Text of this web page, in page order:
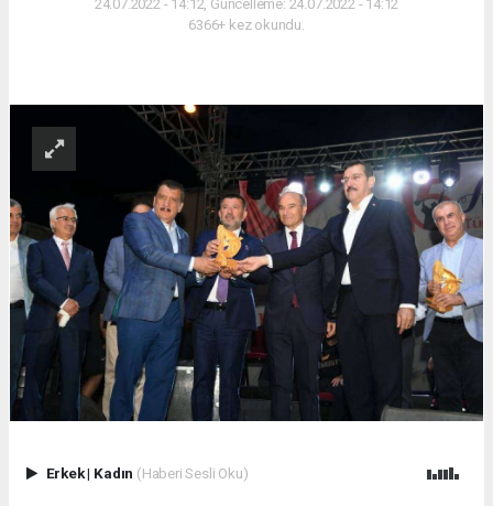
24.07.2022 - 14:12, Güncelleme: 24.07.2022 - 14:12
6366+ kez okundu.
Erkek| Kadın (Haberi Sesli Oku)